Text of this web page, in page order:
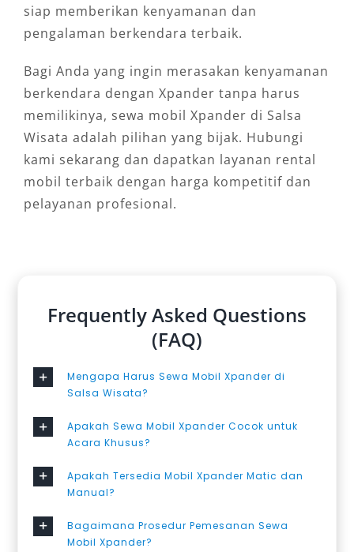
siap memberikan kenyamanan dan
pengalaman berkendara terbaik.
Bagi Anda yang ingin merasakan kenyamanan
berkendara dengan Xpander tanpa harus
memilikinya, sewa mobil Xpander di Salsa
Wisata adalah pilihan yang bijak. Hubungi
kami sekarang dan dapatkan layanan rental
mobil terbaik dengan harga kompetitif dan
pelayanan profesional.
Frequently Asked Questions
(FAQ)
Mengapa Harus Sewa Mobil Xpander di
Salsa Wisata?
Apakah Sewa Mobil Xpander Cocok untuk
Acara Khusus?
Apakah Tersedia Mobil Xpander Matic dan
Manual?
Bagaimana Prosedur Pemesanan Sewa
Mobil Xpander?